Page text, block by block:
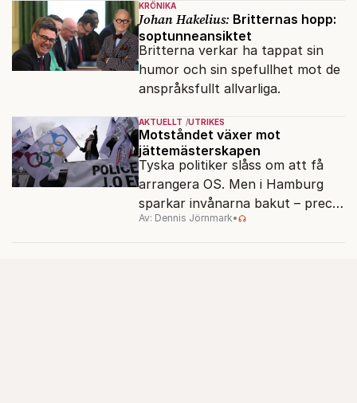
KRÖNIKA
Johan Hakelius: Britternas hopp:
soptunneansiktet
Britterna verkar ha tappat sin
humor och sin spefullhet mot de
anspråksfullt allvarliga.
AKTUELLT UTRIKES
Motståndet växer mot
jättemästerskapen
Tyska politiker slåss om att få
arrangera OS. Men i Hamburg
sparkar invånarna bakut – precis
som de gjort tidigare i Paris,
Av: Dennis Jörnmark•